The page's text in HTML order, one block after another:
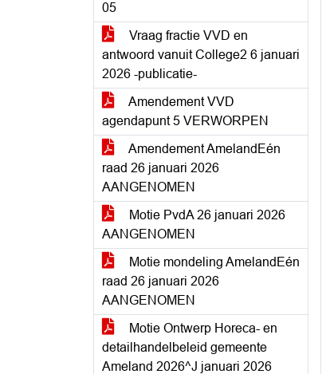
05
Vraag fractie VVD en
antwoord vanuit College2 6 januari
2026 -publicatie-
Amendement VVD
agendapunt 5 VERWORPEN
Amendement AmelandEén
raad 26 januari 2026
AANGENOMEN
Motie PvdA 26 januari 2026
AANGENOMEN
Motie mondeling AmelandEén
raad 26 januari 2026
AANGENOMEN
Motie Ontwerp Horeca- en
detailhandelbeleid gemeente
Ameland 2026^J januari 2026